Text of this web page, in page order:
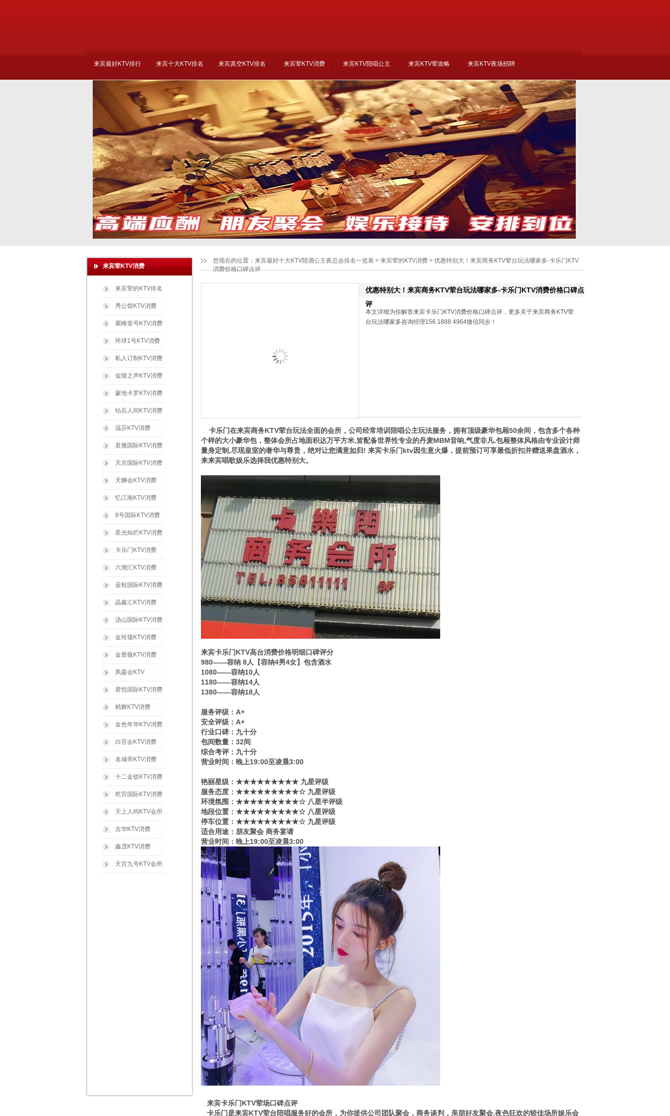
来宾最好KTV排行 来宾十大KTV排名 来宾真空KTV排名 来宾荤KTV消费 来宾KTV陪唱公主 来宾KTV荤攻略 来宾KTV夜场招聘
来宾荤KTV消费
来宾荤的KTV排名
秀公馆KTV消费
紫峰壹号KTV消费
环球1号KTV消费
私人订制KTV消费
金陵之声KTV消费
蒙地卡罗KTV消费
钻石人间KTV消费
温莎KTV消费
君雅国际KTV消费
天京国际KTV消费
天狮会KTV消费
忆江南KTV消费
8号国际KTV消费
星光灿烂KTV消费
卡乐门KTV消费
六潮汇KTV消费
蓝蛙国际KTV消费
晶鑫汇KTV消费
汤山国际KTV消费
金玲珑KTV消费
金蔷薇KTV消费
凤銮会KTV
君悦国际KTV消费
精舞KTV消费
金色年华KTV消费
白宫会KTV消费
名城帝KTV消费
十二金钗KTV消费
乾宫国际KTV消费
天上人间KTV会所
吉华KTV消费
鑫茂KTV消费
天宫九号KTV会所
您现在的位置： 来宾最好十大KTV陪酒公主夜总会排名一览表 > 来宾荤的KTV消费 > 优惠特别大！来宾商务KTV荤台玩法哪家多-卡乐门KTV
消费价格口碑点评
优惠特别大！来宾商务KTV荤台玩法哪家多-卡乐门KTV消费价格口碑点
评
本文详细为你解答来宾卡乐门KTV消费价格口碑点评，更多关于来宾商务KTV荤
台玩法哪家多咨询经理156 1888 4964微信同步！
卡乐门在来宾商务KTV荤台玩法全面的会所，公司经常培训陪唱公主玩法服务，拥有顶级豪华包厢50余间，包含多个各种
个样的大小豪华包，整体会所占地面积达万平方米,皆配备世界性专业的丹麦MBM音响,气度非凡.包厢整体风格由专业设计师
量身定制,尽现皇室的奢华与尊贵，绝对让您满意如归! 来宾卡乐门ktv因生意火爆，提前预订可享最低折扣并赠送果盘酒水，
来来宾唱歌娱乐选择我优惠特别大。
来宾卡乐门KTV高台消费价格明细口碑评分
980——容纳 8人【容纳4男4女】包含酒水
1080——容纳10人
1180——容纳14人
1380——容纳18人
服务评级：A+
安全评级：A+
行业口碑：九十分
包间数量：32间
综合考评：九十分
营业时间：晚上19:00至凌晨3:00
艳丽星级​‌‌：★★★★★★★★★ 九星评级
服务态度：★★★★★★★★★☆ 九星评级
环境氛围：★★★★★★★★★☆ 八星半评级
地段位置：★★★★★★★★★☆ 八星评级
停车位置：★★★★★★★★★☆ 九星评级
适合用途：朋友聚会 商务宴请
营业时间：晚上19:00至凌晨3:00
来宾卡乐门KTV荤场口碑点评
卡乐门是来宾KTV荤台陪唱服务好的会所，为你提供公司团队聚会，商务谈判，亲朋好友聚会,夜色狂欢的较佳场所娱乐会